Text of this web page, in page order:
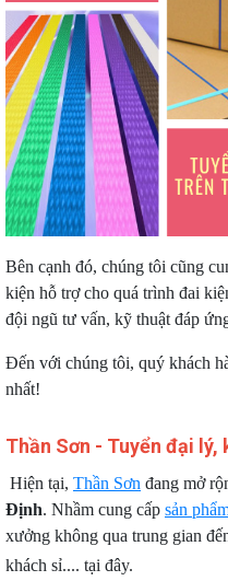
Bên cạnh đó, chúng tôi cũng
kiện hỗ trợ cho quá trình đai
đội ngũ tư vấn, kỹ thuật đáp
Đến với chúng tôi, quý khách
nhất!
Thần Sơn - Tuyển đại
Hiện tại, Thần Sơn đang mở
Định. Nhầm cung cấp sản
xưởng không qua trung gian
khách sỉ.... tại đây.